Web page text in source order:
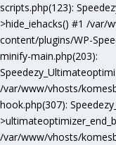
scripts.php(123):
>hide_iehacks() #1 /
content/plugins/WP-
minify-main.php(203):
/var/www/vhosts/
hook.php(307):
/var/www/vhosts/